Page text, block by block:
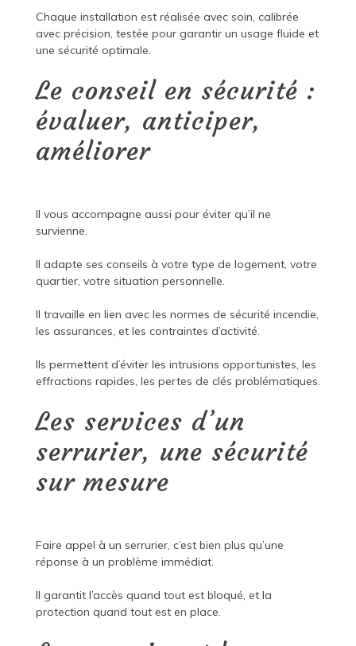
Chaque installation est réalisée avec soin, calibrée
avec précision, testée pour garantir un usage fluide et
une sécurité optimale.
Le conseil en sécurité :
évaluer, anticiper,
améliorer
Il vous accompagne aussi pour éviter qu’il ne
survienne.
Il adapte ses conseils à votre type de logement, votre
quartier, votre situation personnelle.
Il travaille en lien avec les normes de sécurité incendie,
les assurances, et les contraintes d’activité.
Ils permettent d’éviter les intrusions opportunistes, les
effractions rapides, les pertes de clés problématiques.
Les services d’un
serrurier, une sécurité
sur mesure
Faire appel à un serrurier, c’est bien plus qu’une
réponse à un problème immédiat.
Il garantit l’accès quand tout est bloqué, et la
protection quand tout est en place.